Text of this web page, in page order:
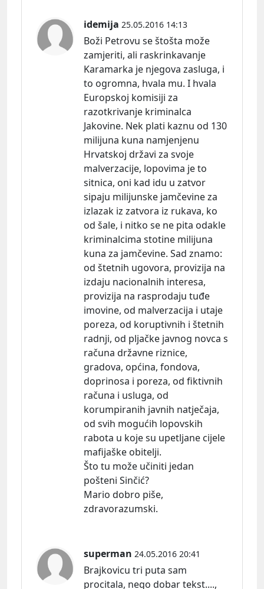
idemija 25.05.2016 14:13
Boži Petrovu se štošta može
zamjeriti, ali raskrinkavanje
Karamarka je njegova zasluga, i
to ogromna, hvala mu. I hvala
Europskoj komisiji za
razotkrivanje kriminalca
Jakovine. Nek plati kaznu od 130
milijuna kuna namjenjenu
Hrvatskoj državi za svoje
malverzacije, lopovima je to
sitnica, oni kad idu u zatvor
sipaju milijunske jamčevine za
izlazak iz zatvora iz rukava, ko
od šale, i nitko se ne pita odakle
kriminalcima stotine milijuna
kuna za jamčevine. Sad znamo:
od štetnih ugovora, provizija na
izdaju nacionalnih interesa,
provizija na rasprodaju tuđe
imovine, od malverzacija i utaje
poreza, od koruptivnih i štetnih
radnji, od pljačke javnog novca s
računa državne riznice,
gradova, općina, fondova,
doprinosa i poreza, od fiktivnih
računa i usluga, od
korumpiranih javnih natječaja,
od svih mogućih lopovskih
rabota u koje su upetljane cijele
mafijaške obitelji.
Što tu može učiniti jedan
pošteni Sinčić?
Mario dobro piše,
zdravorazumski.
superman 24.05.2016 20:41
Brajkovicu tri puta sam
procitala, nego dobar tekst....,